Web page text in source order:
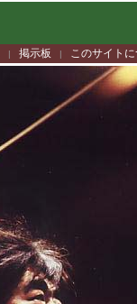
| 掲示板 |
このサイト